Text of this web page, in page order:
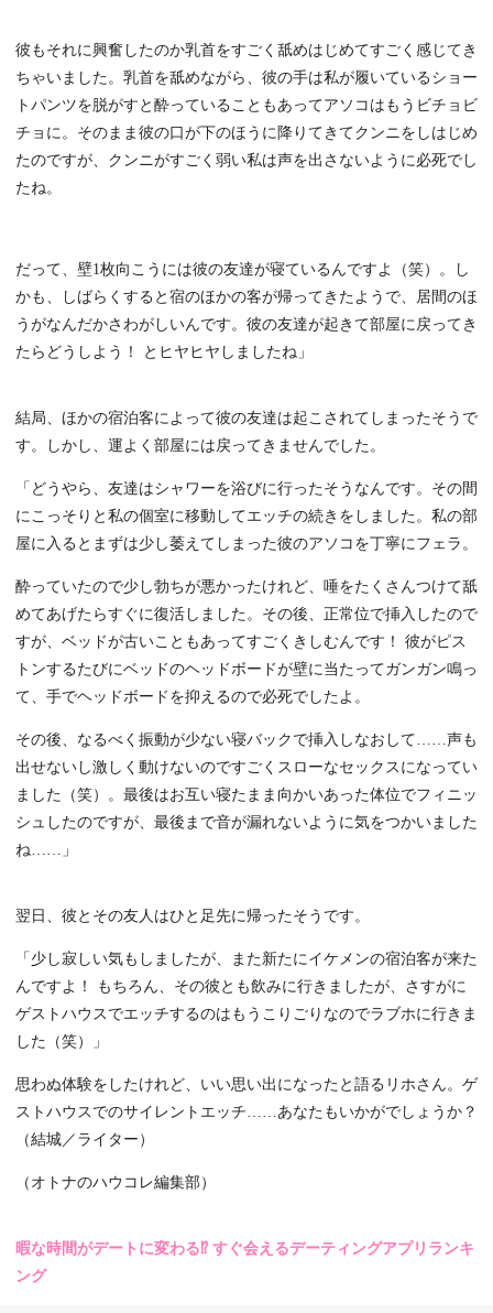
彼もそれに興奮したのか乳首をすごく舐めはじめてすごく感じてき
ちゃいました。乳首を舐めながら、彼の手は私が履いているショー
トパンツを脱がすと酔っていることもあってアソコはもうビチョビ
チョに。そのまま彼の口が下のほうに降りてきてクンニをしはじめ
たのですが、クンニがすごく弱い私は声を出さないように必死でし
たね。
だって、壁1枚向こうには彼の友達が寝ているんですよ（笑）。し
かも、しばらくすると宿のほかの客が帰ってきたようで、居間のほ
うがなんだかさわがしいんです。彼の友達が起きて部屋に戻ってき
たらどうしよう！ とヒヤヒヤしましたね」
結局、ほかの宿泊客によって彼の友達は起こされてしまったそうで
す。しかし、運よく部屋には戻ってきませんでした。
「どうやら、友達はシャワーを浴びに行ったそうなんです。その間
にこっそりと私の個室に移動してエッチの続きをしました。私の部
屋に入るとまずは少し萎えてしまった彼のアソコを丁寧にフェラ。
酔っていたので少し勃ちが悪かったけれど、唾をたくさんつけて舐
めてあげたらすぐに復活しました。その後、正常位で挿入したので
すが、ベッドが古いこともあってすごくきしむんです！ 彼がピス
トンするたびにベッドのヘッドボードが壁に当たってガンガン鳴っ
て、手でヘッドボードを抑えるので必死でしたよ。
その後、なるべく振動が少ない寝バックで挿入しなおして……声も
出せないし激しく動けないのですごくスローなセックスになってい
ました（笑）。最後はお互い寝たまま向かいあった体位でフィニッ
シュしたのですが、最後まで音が漏れないように気をつかいました
ね……」
翌日、彼とその友人はひと足先に帰ったそうです。
「少し寂しい気もしましたが、また新たにイケメンの宿泊客が来た
んですよ！ もちろん、その彼とも飲みに行きましたが、さすがに
ゲストハウスでエッチするのはもうこりごりなのでラブホに行きま
した（笑）」
思わぬ体験をしたけれど、いい思い出になったと語るリホさん。ゲ
ストハウスでのサイレントエッチ……あなたもいかがでしょうか？
（結城／ライター）
（オトナのハウコレ編集部）
暇な時間がデートに変わる⁉ すぐ会えるデーティングアプリランキ
ング